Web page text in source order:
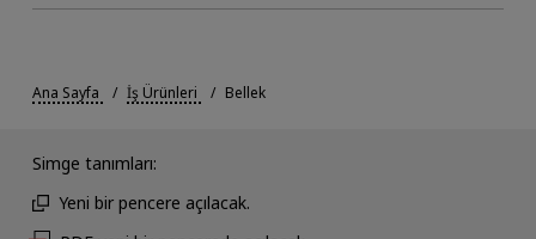
Ana Sayfa İş Ürünleri Bellek
Simge tanımları:
Yeni bir pencere açılacak.